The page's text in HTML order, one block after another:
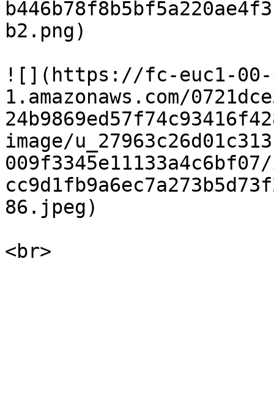
b2.png)
![](https://fc-euc1-00-
1.amazonaws.com/
image/
86.jpeg)